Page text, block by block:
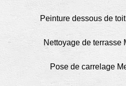
Peinture dessous de
Nettoyage de terrasse
Pose de carrelage